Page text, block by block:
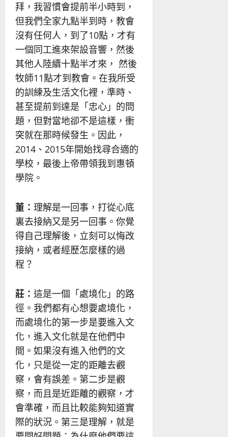
拜，我習慣會提前半小時到，
但我們全家九點半到時，教會
沒有任何人，到了10點，才有
一個同工進來架設音響，然後
其他人陸續十點半才來， 然後
牧師11點才到教會。在我所受
的訓練及生活文化裡，準時、
甚至提前到達是「忠心」的問
題，但對當地卻不是這樣，衝
突就在那時候發生。因此，
2014、2015年開始找尋合適的
學校，最後上帝帶領我到惠頓
學院。
董： 理解是一回事，打從心底
裏去接納又是另一回事。你覺
得自己理解後，立刻可以悔改
接納，或者經歷怎麼樣的過
程？
莊： 這是一個「處境化」的路
徑。我們都有心想要處境化，
而處境化的第一步是要進入文
化，進入文化就是在他們中
間。如果沒有進入他們的文
化，只是從一定的距離去觀
察，會有誤差。第二步是觀
察，而且是近距離的觀察，才
會準確，而且比較能夠知道實
際的狀況。第三是理解，就是